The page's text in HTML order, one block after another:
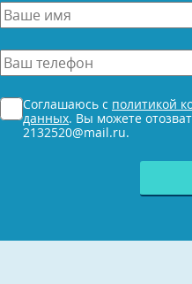
Ваше
имя
*Ваш
телефон
*
Согласие
*
Соглашаюсь с политикой
данных. Вы можете
2132520@mail.ru.